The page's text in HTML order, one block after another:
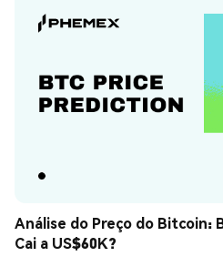
Análise do Preço do Bitcoin:
Cai a US$60K?